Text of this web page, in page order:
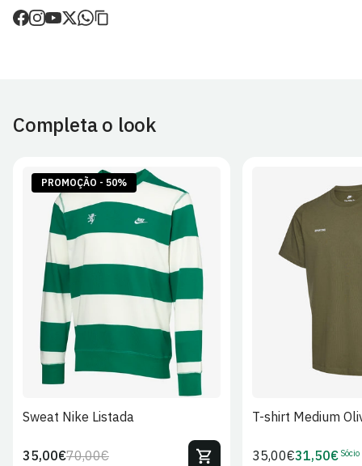
de envio.
Artigos personalizados não podem ser devolvidos.
de EnvioeDevoluções
Completa o look
PROMOÇÃO - 50%
S XL 2XL
Sweat Nike Listada
Preço
70,00€Preço
35,00€
T-shirt Medium
Preço
35,00€Preço
31,50€ Sócio